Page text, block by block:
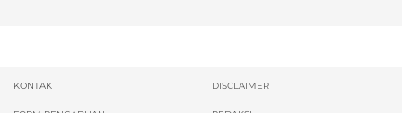
KONTAK DISCLAIMER